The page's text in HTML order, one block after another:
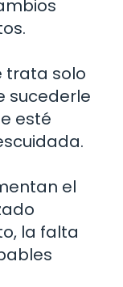
trata solo
sucederle
esté
el
la falta